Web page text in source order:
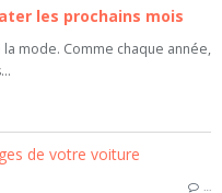
les prochains mois
mode. Comme chaque année,